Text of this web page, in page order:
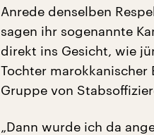
Anrede denselben
sagen ihr sogenannte
direkt ins Gesicht, wie
Tochter marokkanischer
Gruppe von
„Dann wurde ich da